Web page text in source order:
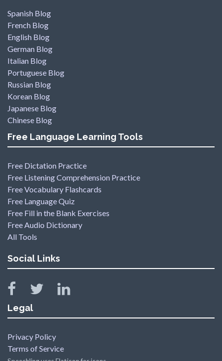
Spanish Blog
French Blog
English Blog
German Blog
Italian Blog
Portuguese Blog
Russian Blog
Korean Blog
Japanese Blog
Chinese Blog
Free Language Learning Tools
Free Dictation Practice
Free Listening Comprehension Practice
Free Vocabulary Flashcards
Free Language Quiz
Free Fill in the Blank Exercises
Free Audio Dictionary
All Tools
Social Links
Legal
Privacy Policy
Terms of Service